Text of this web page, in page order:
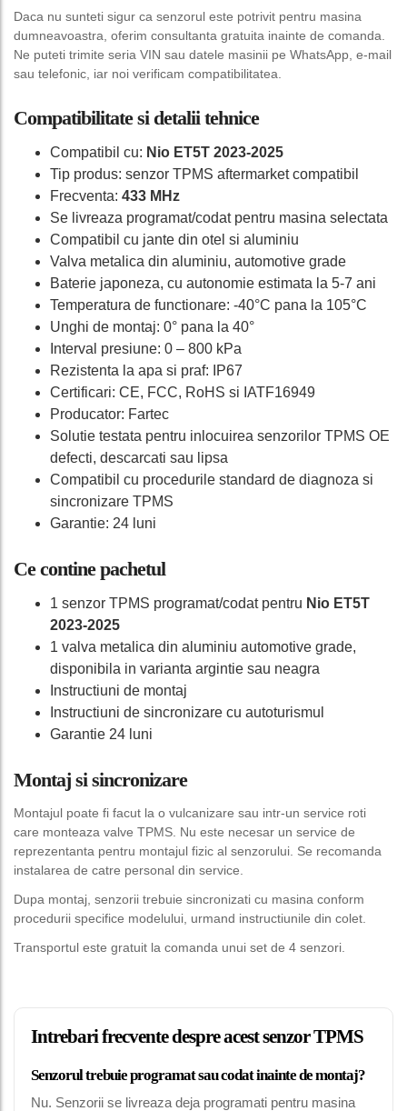
Daca nu sunteti sigur ca senzorul este potrivit pentru masina
dumneavoastra, oferim consultanta gratuita inainte de comanda.
Ne puteti trimite seria VIN sau datele masinii pe WhatsApp, e-mail
sau telefonic, iar noi verificam compatibilitatea.
Compatibilitate si detalii tehnice
Compatibil cu: Nio ET5T 2023-2025
Tip produs: senzor TPMS aftermarket compatibil
Frecventa: 433 MHz
Se livreaza programat/codat pentru masina selectata
Compatibil cu jante din otel si aluminiu
Valva metalica din aluminiu, automotive grade
Baterie japoneza, cu autonomie estimata la 5-7 ani
Temperatura de functionare: -40°C pana la 105°C
Unghi de montaj: 0° pana la 40°
Interval presiune: 0 – 800 kPa
Rezistenta la apa si praf: IP67
Certificari: CE, FCC, RoHS si IATF16949
Producator: Fartec
Solutie testata pentru inlocuirea senzorilor TPMS OE
defecti, descarcati sau lipsa
Compatibil cu procedurile standard de diagnoza si
sincronizare TPMS
Garantie: 24 luni
Ce contine pachetul
1 senzor TPMS programat/codat pentru Nio ET5T
2023-2025
1 valva metalica din aluminiu automotive grade,
disponibila in varianta argintie sau neagra
Instructiuni de montaj
Instructiuni de sincronizare cu autoturismul
Garantie 24 luni
Montaj si sincronizare
Montajul poate fi facut la o vulcanizare sau intr-un service roti
care monteaza valve TPMS. Nu este necesar un service de
reprezentanta pentru montajul fizic al senzorului. Se recomanda
instalarea de catre personal din service.
Dupa montaj, senzorii trebuie sincronizati cu masina conform
procedurii specifice modelului, urmand instructiunile din colet.
Transportul este gratuit la comanda unui set de 4 senzori.
Intrebari frecvente despre acest senzor TPMS
Senzorul trebuie programat sau codat inainte de montaj?
Nu. Senzorii se livreaza deja programati pentru masina